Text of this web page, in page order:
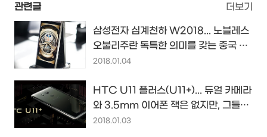
관련글 더보기
삼성전자 심계천하 W2018... 노블레스
오불리주란 독특한 의미를 갖는 중국 특
화 안드로이드 폴더폰...
2018.01.04
HTC U11 플러스(U11+)... 듀얼 카메라
와 3.5mm 이어폰 잭은 없지만, 그들의
첫번째 베젤리스 스마트폰
2018.01.03